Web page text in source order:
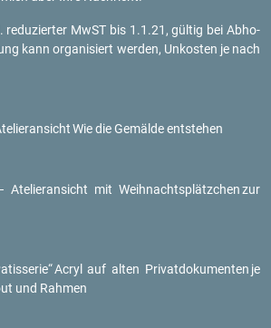
re­du­zier­ter MwST bis 1.1.21, gül­tig bei Ab­ho­
kann or­ga­ni­siert wer­den, Un­kos­ten je nach
Wie die Ge­mäl­de ent­ste­hen
mit Weih­nachts­plätz­chenzur
Acryl auf alten Pri­vat­do­ku­men­ten je
und Rah­men